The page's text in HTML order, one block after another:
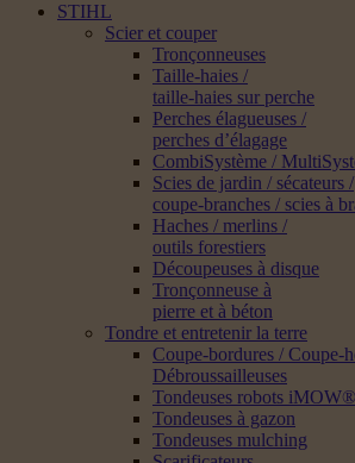
STIHL
Scier et couper
Tronçonneuses
Taille-haies /
taille-haies sur perche
Perches élagueuses /
perches d’élagage
CombiSystème /
Scies de jardin / sécateurs /
coupe-branches / scies à
Haches / merlins /
outils forestiers
Découpeuses à disque
Tronçonneuse à
pierre et à béton
Tondre et entretenir la terre
Coupe-bordures / Coupe-
Débroussailleuses
Tondeuses robots iMOW®
Tondeuses à gazon
Tondeuses mulching